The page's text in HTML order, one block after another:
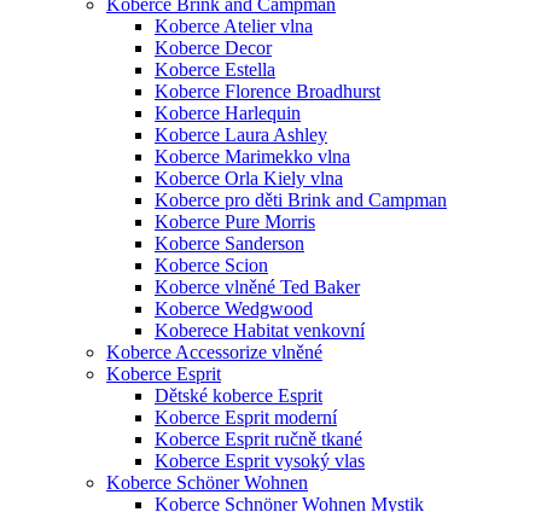
Koberce Atelier vlna
Koberce Decor
Koberce Estella
Koberce Florence Broadhurst
Koberce Harlequin
Koberce Laura Ashley
Koberce Marimekko vlna
Koberce Orla Kiely vlna
Koberce pro děti Brink and Campman
Koberce Pure Morris
Koberce Sanderson
Koberce Scion
Koberce vlněné Ted Baker
Koberce Wedgwood
Koberece Habitat venkovní
Koberce Accessorize vlněné
Koberce Esprit
Dětské koberce Esprit
Koberce Esprit moderní
Koberce Esprit ručně tkané
Koberce Esprit vysoký vlas
Koberce Schöner Wohnen
Koberce Schnöner Wohnen Mystik